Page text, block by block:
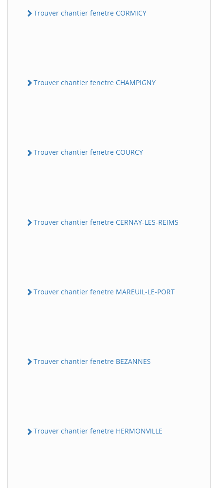
Trouver chantier fenetre CORMICY
Trouver chantier fenetre CHAMPIGNY
Trouver chantier fenetre COURCY
Trouver chantier fenetre CERNAY-LES-REIMS
Trouver chantier fenetre MAREUIL-LE-PORT
Trouver chantier fenetre BEZANNES
Trouver chantier fenetre HERMONVILLE